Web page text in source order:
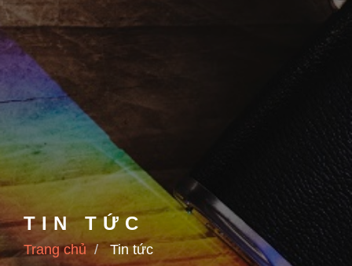
TIN TỨC
Trang chủ Tin tức